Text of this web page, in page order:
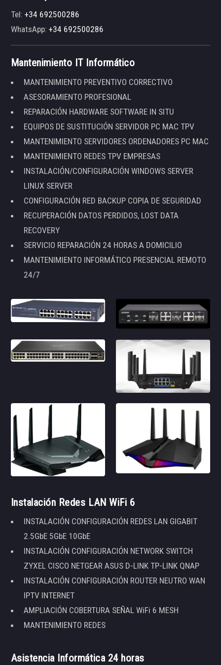
Tel:+34 692500286
WhatsApp:+34 692500286
Mantenimiento IT Informático
MANTENIMIENTO PREVENTIVO CORRECTIVO
ASESORAMIENTO PROFESIONAL
REPARACIÓN HARDWARE SOFTWARE IN SITU
EQUIPOS DE SUSTITUCIÓN SERVIDOR PC MAC TPV
MANTENIMIENTO SERVIDORES ORDENADORES PC MAC
MANTENIMIENTO REDES TPV EMPRESAS
INSTALACIÓN/CONFIGURACIÓN WINDOWS SERVER
LINUX SERVER
CONFIGURACIÓN RED BACKUP COPIA DE SEGURIDAD
RECUPERACIÓN DATOS PERDIDOS, LOST DATA
RECOVERY
SERVICIO REPARACIÓN 24 HORAS A DOMICILIO
MANTENIMIENTO INFORMÁTICO PRESENCIAL REMOTO
24/7
Instalación Redes LAN WiFi 6
INSTALACIÓN CONFIGURACIÓN REDES LAN GIGABIT
2.5GbE 5GbE 10GbE
INSTALACIÓN CONFIGURACIÓN NETWORK SWITCH
ZYXEL CISCO NETGEAR ASUS D-LINK TP-LINK QNAP
INSTALACIÓN CONFIGURACIÓN ROUTER NEUTRO WAN
IPTV INTERNET
AMPLIACIÓN COBERTURA SEÑAL WiFi 6 MESH
MANTENIMIENTO REDES
Asistencia Informática 24 horas